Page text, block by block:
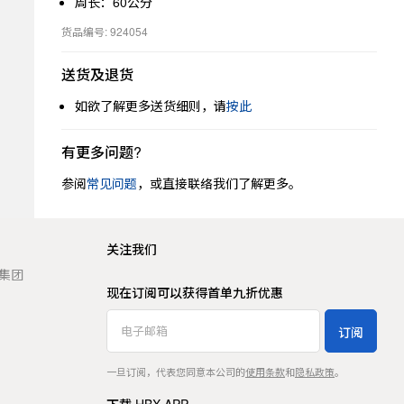
货品编号: 924054
送货及退货
如欲了解更多送货细则，请按此
有更多问题?
参阅常见问题，或直接联络我们了解更多。
团
关注我们
现在订阅可以获得首单九折优惠
订阅
一旦订阅，代表您同意本公司的使用条款和隐私政策。